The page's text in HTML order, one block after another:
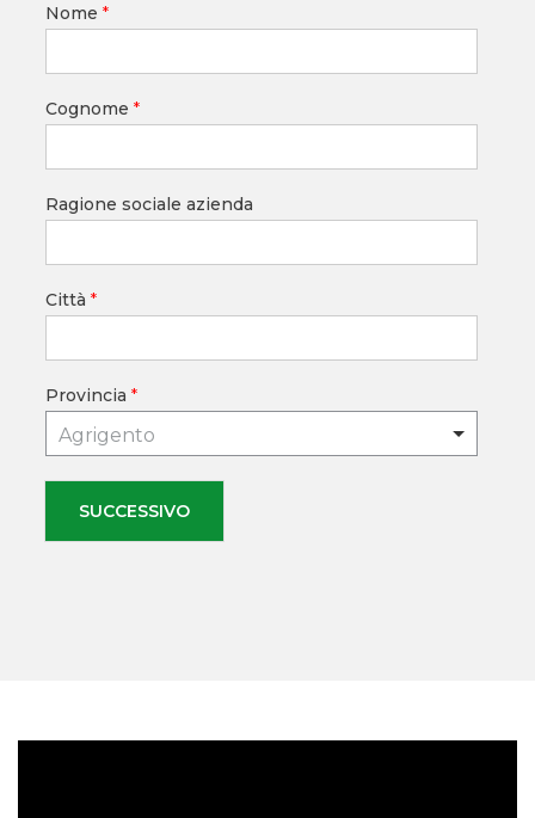
Nome *
Cognome *
Ragione sociale azienda
Città *
Provincia *
Agrigento
SUCCESSIVO